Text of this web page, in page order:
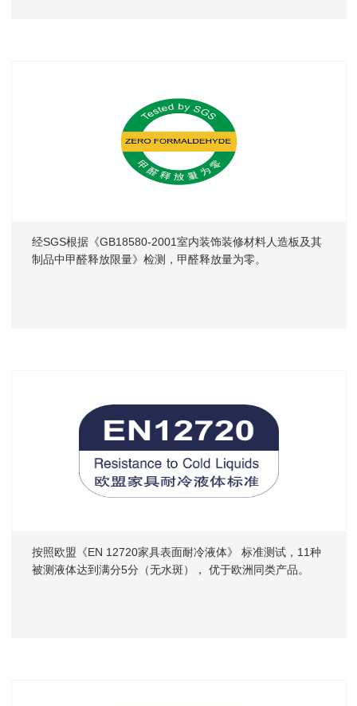
经SGS根据《GB18580-2001室内装饰装修材料人造板及其
制品中甲醛释放限量》检测，甲醛释放量为零。
按照欧盟《EN 12720家具表面耐冷液体》 标准测试，11种
被测液体达到满分5分（无水斑）， 优于欧洲同类产品。